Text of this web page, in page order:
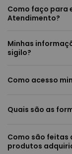
Como faço para
Atendimento?
Minhas
sigilo?
Como acesso
Quais são as
Como são feitas
produtos